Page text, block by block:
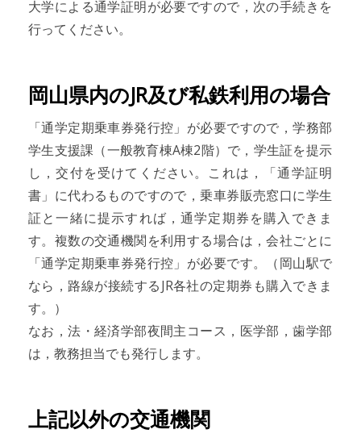
大学による通学証明が必要ですので，次の手続きを
行ってください。
岡山県内のJR及び私鉄利用の場合
「通学定期乗車券発行控」が必要ですので，学務部
学生支援課（一般教育棟A棟2階）で，学生証を提示
し，交付を受けてください。これは，「通学証明
書」に代わるものですので，乗車券販売窓口に学生
証と一緒に提示すれば，通学定期券を購入できま
す。複数の交通機関を利用する場合は，会社ごとに
「通学定期乗車券発行控」が必要です。（岡山駅で
なら，路線が接続するJR各社の定期券も購入できま
す。）
なお，法・経済学部夜間主コース，医学部，歯学部
は，教務担当でも発行します。
上記以外の交通機関